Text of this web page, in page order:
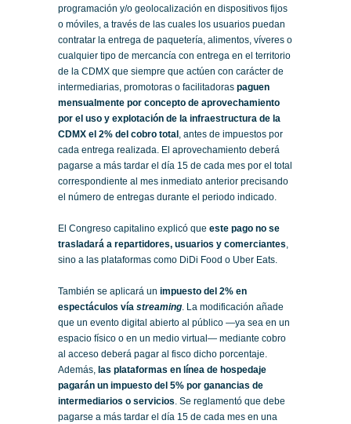
programación y/o geolocalización en dispositivos fijos
o móviles, a través de las cuales los usuarios puedan
contratar la entrega de paquetería, alimentos, víveres o
cualquier tipo de mercancía con entrega en el territorio
de la CDMX que siempre que actúen con carácter de
intermediarias, promotoras o facilitadoras paguen
mensualmente por concepto de aprovechamiento
por el uso y explotación de la infraestructura de la
CDMX el 2% del cobro total , antes de impuestos por
cada entrega realizada. El aprovechamiento deberá
pagarse a más tardar el día 15 de cada mes por el total
correspondiente al mes inmediato anterior precisando
el número de entregas durante el periodo indicado.
El Congreso capitalino explicó que este pago no se
trasladará a repartidores, usuarios y comerciantes,
sino a las plataformas como DiDi Food o Uber Eats.
También se aplicará un impuesto del 2% en
espectáculos vía streaming. La modificación añade
que un evento digital abierto al público —ya sea en un
espacio físico o en un medio virtual— mediante cobro
al acceso deberá pagar al fisco dicho porcentaje.
Además, las plataformas en línea de hospedaje
pagarán un impuesto del 5% por ganancias de
intermediarios o servicios. Se reglamentó que debe
pagarse a más tardar el día 15 de cada mes en una